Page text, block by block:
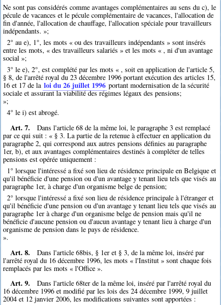
Ne sont pas considérés comme avantages complémentaires au sens du c), le
pécule de vacances et le pécule complémentaire de vacances, l'allocation de
fin d'année, l'allocation de chauffage, l'allocation spéciale pour travailleurs
indépendants. »;
2° au e), 1°, les mots « ou des travailleurs indépendants » sont insérés
entre les mots, « des travailleurs salariés » et les mots « , ni d'un avantage
social »;
3° le e), 2°, est complété par les mots « , soit en application de l'article 5,
§ 8, de l'arrêté royal du 23 décembre 1996 portant exécution des articles 15,
16 et 17 de la loi du 26 juillet 1996 portant modernisation de la sécurité
sociale et assurant la viabilité des régimes légaux des pensions;
»;
4° le i) est abrogé.
Art. 7.
Dans l'article 68 de la même loi, le paragraphe 3 est remplacé
par ce qui suit : « § 3. La partie de la retenue à effectuer en application du
paragraphe 2, qui correspond aux autres pensions définies au paragraphe
1er, b), et aux avantages complémentaires destinés à compléter de telles
pensions est opérée uniquement :
1° lorsque l'intéressé a fixé son lieu de résidence principale en Belgique et
qu'il bénéficie d'une pension ou d'un avantage y tenant lieu tels que visés au
paragraphe 1er, à charge d'un organisme belge de pension;
2° lorsque l'intéressé a fixé son lieu de résidence principale à l'étranger et
qu'il bénéficie d'une pension ou d'un avantage y tenant lieu tels que visés au
paragraphe 1er à charge d'un organisme belge de pension mais qu'il ne
bénéficie d'aucune pension ou d'aucun avantage y tenant lieu à charge d'un
organisme de pension dans le pays de résidence.
».
Art. 8.
Dans l'article 68bis, § 1er et § 3, de la même loi, inséré par
l'arrêté royal du 16 décembre 1996, les mots « l'Institut » sont chaque fois
remplacés par les mots « l'Office ».
Art. 9.
Dans l'article 68ter de la même loi, inséré par l'arrêté royal du
16 décembre 1996 et modifié par les lois des 24 décembre 1999, 9 juillet
2004 et 12 janvier 2006, les modifications suivantes sont apportées :